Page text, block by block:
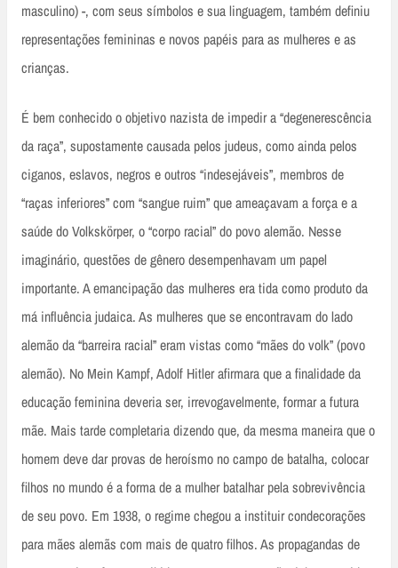
masculino) -, com seus símbolos e sua linguagem, também definiu
representações femininas e novos papéis para as mulheres e as
crianças.
É bem conhecido o objetivo nazista de impedir a “degenerescência
da raça”, supostamente causada pelos judeus, como ainda pelos
ciganos, eslavos, negros e outros “indesejáveis”, membros de
“raças inferiores” com “sangue ruim” que ameaçavam a força e a
saúde do Volkskörper, o “corpo racial” do povo alemão. Nesse
imaginário, questões de gênero desempenhavam um papel
importante. A emancipação das mulheres era tida como produto da
má influência judaica. As mulheres que se encontravam do lado
alemão da “barreira racial” eram vistas como “mães do volk” (povo
alemão). No Mein Kampf, Adolf Hitler afirmara que a finalidade da
educação feminina deveria ser, irrevogavelmente, formar a futura
mãe. Mais tarde completaria dizendo que, da mesma maneira que o
homem deve dar provas de heroísmo no campo de batalha, colocar
filhos no mundo é a forma de a mulher batalhar pela sobrevivência
de seu povo. Em 1938, o regime chegou a instituir condecorações
para mães alemãs com mais de quatro filhos. As propagandas de